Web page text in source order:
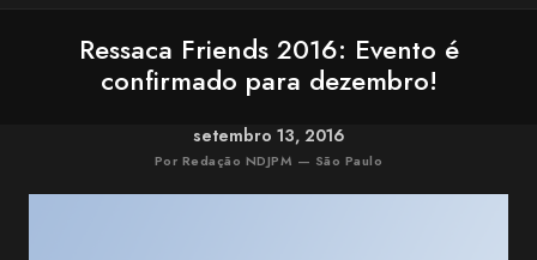
Ressaca Friends 2016: Evento é
confirmado para dezembro!
setembro 13, 2016
Por Redação NDJPM — São Paulo